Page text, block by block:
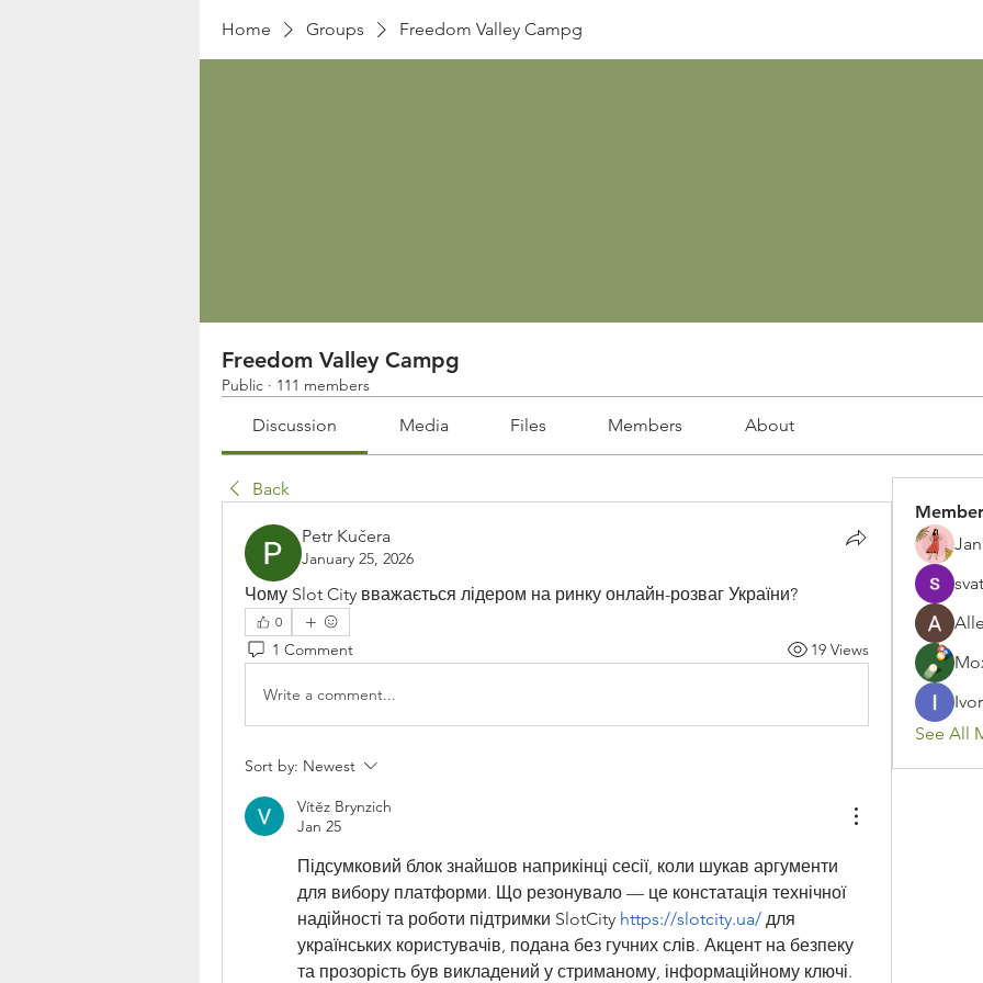
Home Groups Freedom Valley Campg
Freedom Valley Campg
Public · 111 members
Discussion Media Files Members About
Back
Petr Kučera
January 25, 2026
Чому Slot City вважається лідером на ринку онлайн-розваг України?
0
1 Comment 19 Views
Write a comment...
Sort by: Newest
Vítěz Brynzich
Jan 25
Підсумковий блок знайшов наприкінці сесії, коли шукав аргументи
для вибору платформи. Що резонувало — це констатація технічної
надійності та роботи підтримки SlotCity https://slotcity.ua/ для
українських користувачів, подана без гучних слів. Акцент на безпеку
та прозорість був викладений у стриманому, інформаційному ключі.
See All